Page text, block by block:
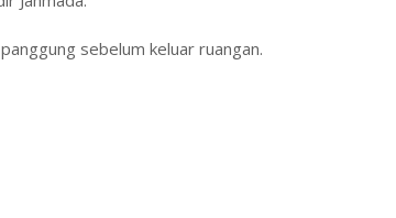
sebelum keluar ruangan.